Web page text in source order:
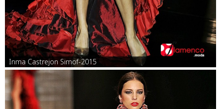
Inma Castrejon Simof-2015